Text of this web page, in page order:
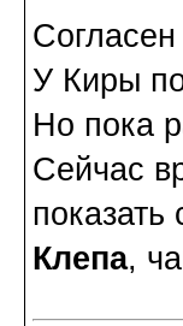
У Киры
Но пока
Сейчас
Клепа,